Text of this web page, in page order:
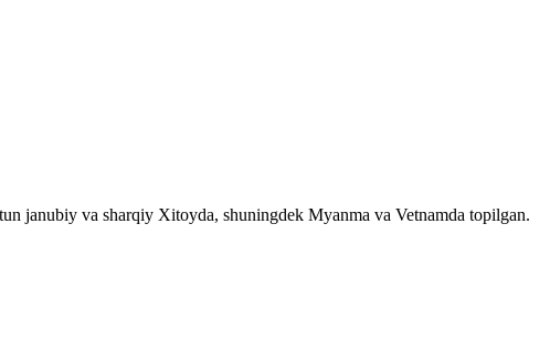
janubiy va sharqiy Xitoyda, shuningdek Myanma va Vetnamda topilgan.